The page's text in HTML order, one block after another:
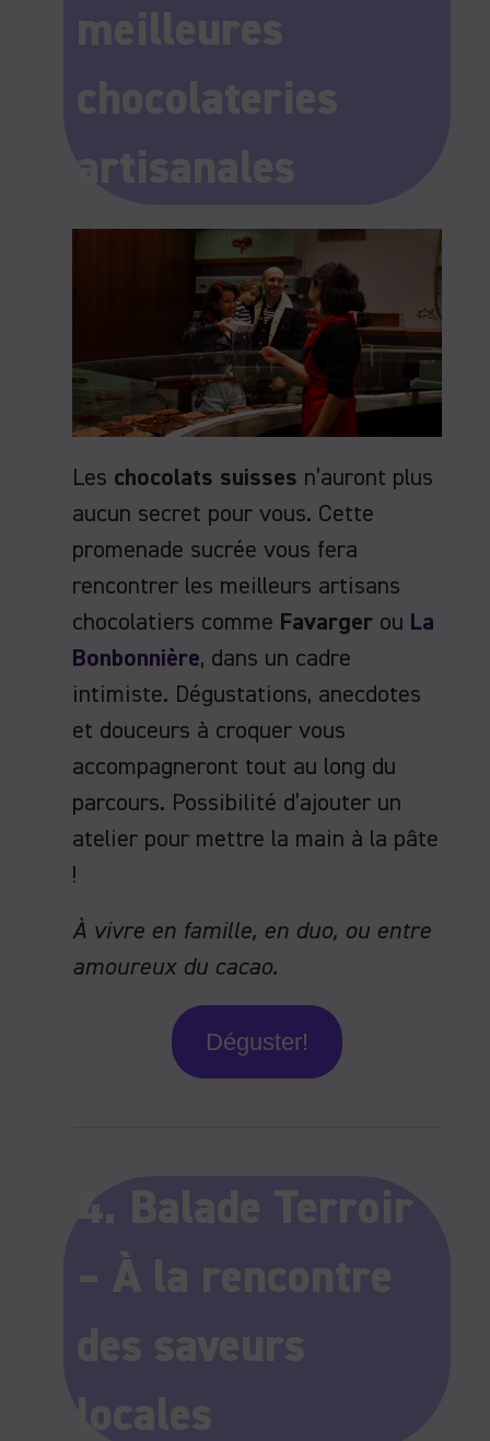
meilleures
chocolateries
artisanales
Les chocolats suisses n’auront plus
aucun secret pour vous. Cette
promenade sucrée vous fera
rencontrer les meilleurs artisans
chocolatiers comme Favarger ou La
Bonbonnière, dans un cadre
intimiste. Dégustations, anecdotes
et douceurs à croquer vous
accompagneront tout au long du
parcours. Possibilité d’ajouter un
atelier pour mettre la main à la pâte
!
À vivre en famille, en duo, ou entre
amoureux du cacao.
Déguster!
4. Balade Terroir
– À la rencontre
des saveurs
locales